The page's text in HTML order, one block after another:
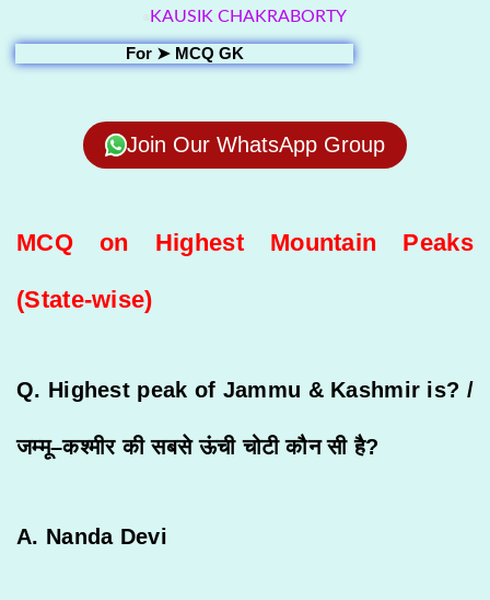
KAUSIK CHAKRABORTY
For ➤ MCQ GK
Join Our WhatsApp Group
MCQ on Highest Mountain Peaks
(State-wise)
Q. Highest peak of Jammu & Kashmir is? /
जम्मू–कश्मीर की सबसे ऊंची चोटी कौन सी है?
A. Nanda Devi